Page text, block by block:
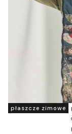
płaszcze zimowe